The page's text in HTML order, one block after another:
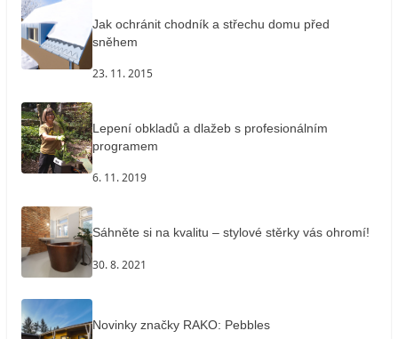
Jak ochránit chodník a střechu domu před
sněhem
23. 11. 2015
Lepení obkladů a dlažeb s profesionálním
programem
6. 11. 2019
Sáhněte si na kvalitu – stylové stěrky vás ohromí!
30. 8. 2021
Novinky značky RAKO: Pebbles